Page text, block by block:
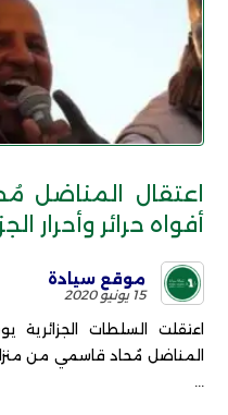
اعتقال المناضل
أفواه حرائر وأحرار
موقع سيادة
15 يونيو 2020
المناضل مُحاد قاسمي من
...